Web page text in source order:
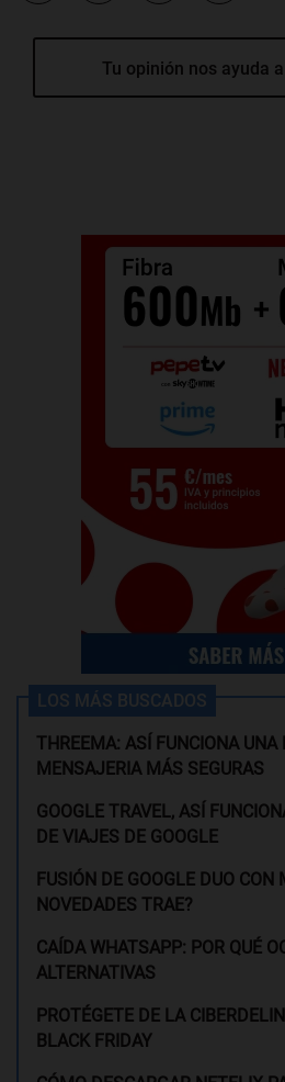
Tu opinión nos ayuda
LOS MÁS BUSCADOS
THREEMA: ASÍ FUNCIONA UNA
MENSAJERIA MÁS SEGURAS
GOOGLE TRAVEL, ASÍ
DE VIAJES DE GOOGLE
FUSIÓN DE GOOGLE DUO CON
NOVEDADES TRAE?
CAÍDA WHATSAPP: POR QUÉ
ALTERNATIVAS
PROTÉGETE DE LA
BLACK FRIDAY